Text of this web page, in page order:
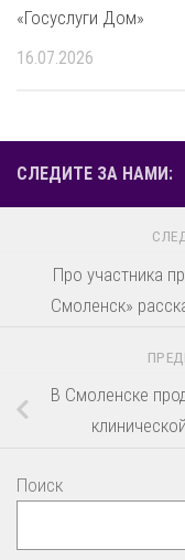
«Госуслуги Дом»
16.07.2026
СЛЕДИТЕ ЗА НАМИ:
Про участника
Смоленск»
В Смоленске
Поиск